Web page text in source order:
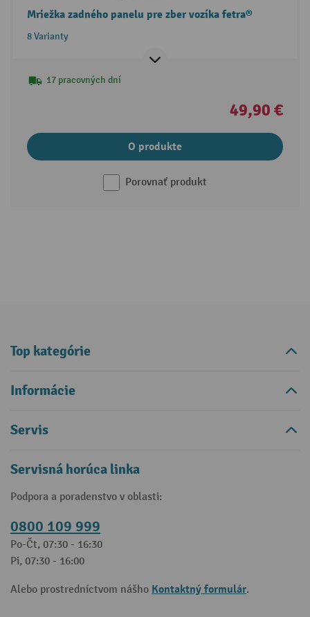
Mriežka zadného panelu pre zber vozíka fetra®
8 Varianty
17 pracovných dní
49,90 €
O produkte
Porovnať produkt
Top kategórie
Informácie
Servis
Servisná horúca linka
Podpora a poradenstvo v oblasti:
0800 109 999
Po-Čt, 07:30 - 16:30
Pi, 07:30 - 16:00
Alebo prostredníctvom nášho Kontaktný formulár.